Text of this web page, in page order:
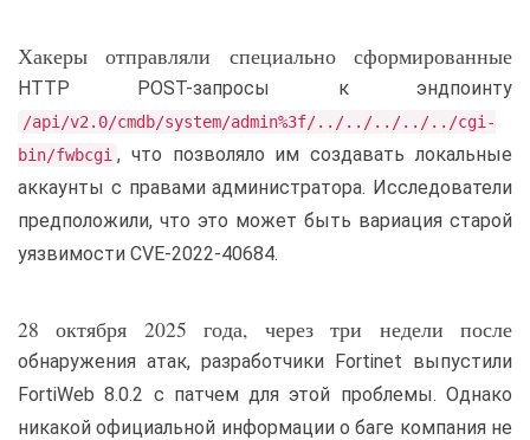
Хакеры отправляли специально сформированные
HTTP POST-запросы к эндпоинту
/api/v2.0/cmdb/system/admin%3f/../../../../../cgi-
bin/fwbcgi , что позволяло им создавать локальные
аккаунты с правами администратора. Исследователи
предположили, что это может быть вариация старой
уязвимости CVE-2022-40684.
28 октября 2025 года, через три недели после
обнаружения атак, разработчики Fortinet выпустили
FortiWeb 8.0.2 с патчем для этой проблемы. Однако
никакой официальной информации о баге компания не